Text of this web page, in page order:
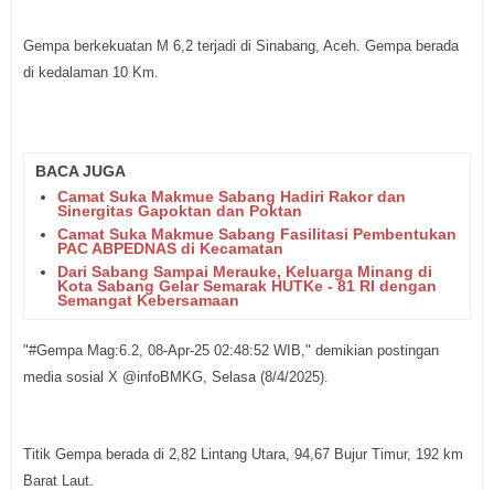
Gempa berkekuatan M 6,2 terjadi di Sinabang, Aceh. Gempa berada
di kedalaman 10 Km.
BACA JUGA
Camat Suka Makmue Sabang Hadiri Rakor dan
Sinergitas Gapoktan dan Poktan
Camat Suka Makmue Sabang Fasilitasi Pembentukan
PAC ABPEDNAS di Kecamatan
Dari Sabang Sampai Merauke, Keluarga Minang di
Kota Sabang Gelar Semarak HUTKe - 81 RI dengan
Semangat Kebersamaan
"#Gempa Mag:6.2, 08-Apr-25 02:48:52 WIB," demikian postingan
media sosial X @infoBMKG, Selasa (8/4/2025).
Titik Gempa berada di 2,82 Lintang Utara, 94,67 Bujur Timur, 192 km
Barat Laut.